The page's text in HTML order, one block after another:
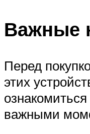
Важные
Перед
этих
важными